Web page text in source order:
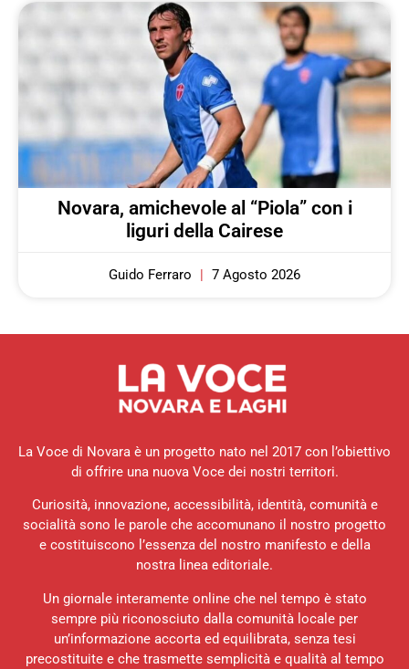
Novara, amichevole al “Piola” con i
liguri della Cairese
Guido Ferraro 7 Agosto 2026
La Voce di Novara è un progetto nato nel 2017 con l’obiettivo
di offrire una nuova Voce dei nostri territori.
Curiosità, innovazione, accessibilità, identità, comunità e
socialità sono le parole che accomunano il nostro progetto
e costituiscono l’essenza del nostro manifesto e della
nostra linea editoriale.
Un giornale interamente online che nel tempo è stato
sempre più riconosciuto dalla comunità locale per
un’informazione accorta ed equilibrata, senza tesi
precostituite e che trasmette semplicità e qualità al tempo